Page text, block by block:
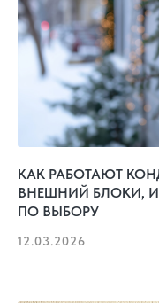
КАК РАБОТАЮТ
ВНЕШНИЙ БЛОКИ,
ПО ВЫБОРУ
12.03.2026